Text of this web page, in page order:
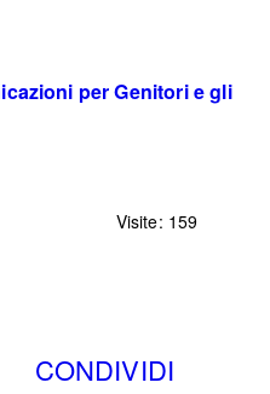
per Genitori e gli
Visite: 159
CONDIVIDI